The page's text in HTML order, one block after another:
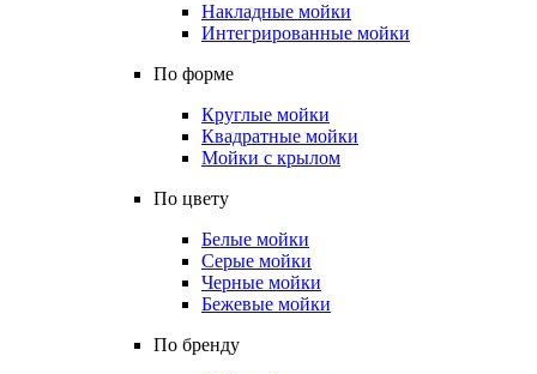
Накладные мойки
Интегрированные мойки
По форме
Круглые мойки
Квадратные мойки
Мойки с крылом
По цвету
Белые мойки
Серые мойки
Черные мойки
Бежевые мойки
По бренду